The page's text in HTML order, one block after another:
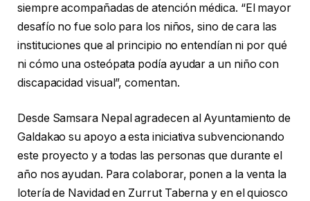
siempre acompañadas de atención médica. “El mayor
desafío no fue solo para los niños, sino de cara las
instituciones que al principio no entendían ni por qué
ni cómo una osteópata podía ayudar a un niño con
discapacidad visual”, comentan.
Desde Samsara Nepal agradecen al Ayuntamiento de
Galdakao su apoyo a esta iniciativa subvencionando
este proyecto y a todas las personas que durante el
año nos ayudan. Para colaborar, ponen a la venta la
lotería de Navidad en Zurrut Taberna y en el quiosco